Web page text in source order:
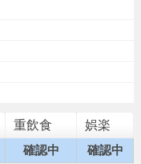
重飲食 娯楽
確認中 確認中